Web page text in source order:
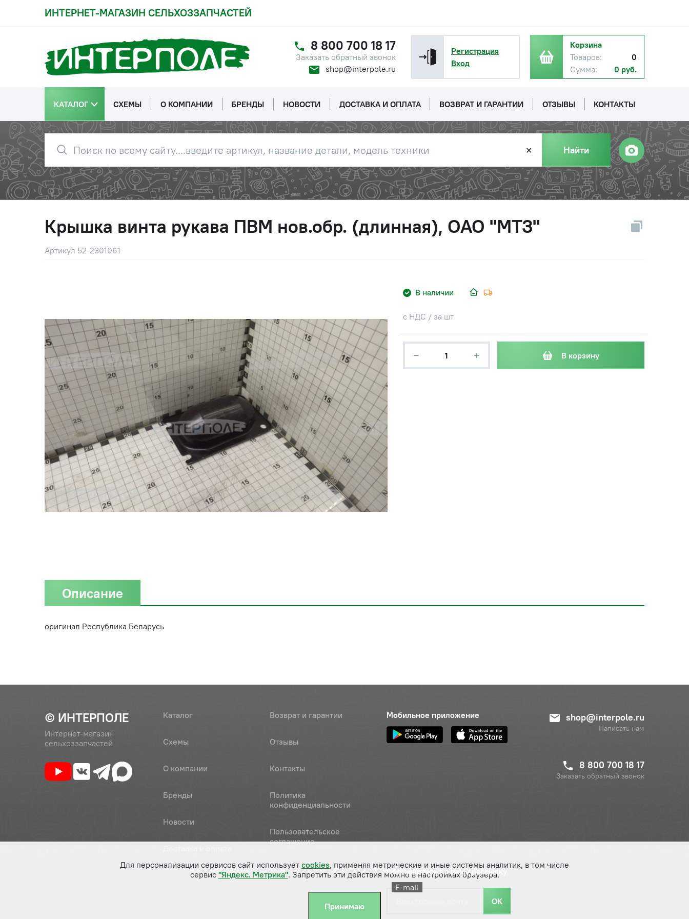
ИНТЕРНЕТ-МАГАЗИН СЕЛЬХОЗЗАПЧАСТЕЙ
8 800 700 18 17
Заказать обратный звонок
shop@interpole.ru
Регистрация
Вход
Корзина
Товаров:
0
Сумма:
0 руб.
КАТАЛОГ СХЕМЫ О КОМПАНИИ БРЕНДЫ НОВОСТИ ДОСТАВКА И ОПЛАТА ВОЗВРАТ И ГАРАНТИИ ОТЗЫВЫ КОНТАКТЫ
✕ Найти
Крышка винта рукава ПВМ нов.обр. (длинная), ОАО "МТЗ"
Артикул 52-2301061
В наличии
с НДС / за шт
− + В корзину
Описание
оригинал Республика Беларусь
© ИНТЕРПОЛЕ
Интернет-магазин
сельхоззапчастей
Каталог
Схемы
О компании
Бренды
Новости
Возврат и гарантии
Отзывы
Контакты
Политика
конфиденциальности
Пользовательское
соглашение
Мобильное приложение shop@interpole.ru
Написать нам
8 800 700 18 17
Заказать обратный звонок
Подпишитесь на нашу рассылку
E-mail
ОК
Для персонализации сервисов сайт использует cookies, применяя метрические и иные системы аналитик, в том числе
сервис "Яндекс. Метрика". Запретить эти действия можно в настройках браузера.
Принимаю